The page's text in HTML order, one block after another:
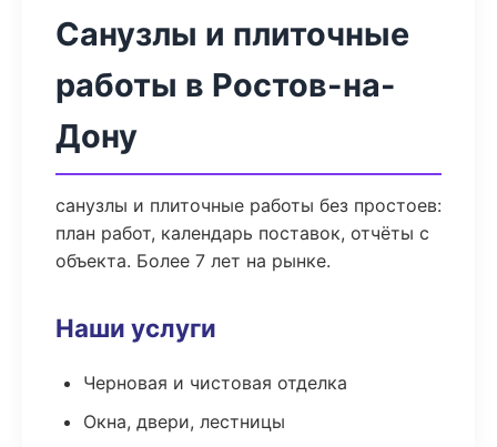
Санузлы и плиточные
работы в Ростов-на-
Дону
санузлы и плиточные работы без простоев:
план работ, календарь поставок, отчёты с
объекта. Более 7 лет на рынке.
Наши услуги
Черновая и чистовая отделка
Окна, двери, лестницы